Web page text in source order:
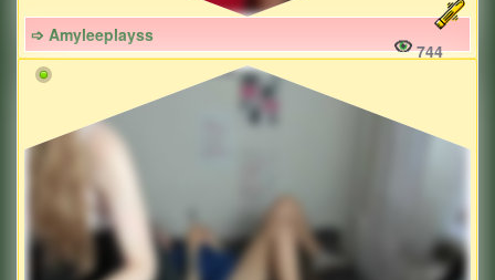
➩ Amyleeplayss
744